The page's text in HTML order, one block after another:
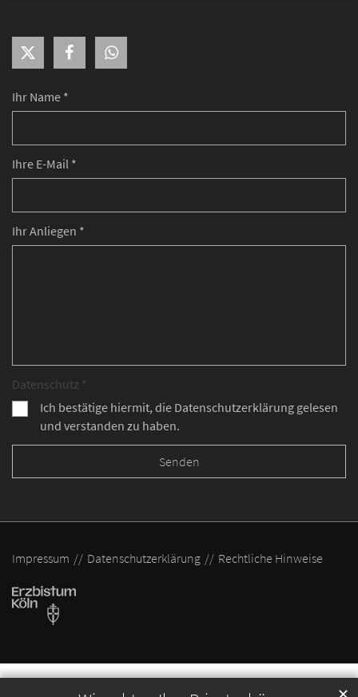
Ihr Name *
Ihre E-Mail *
Ihr Anliegen *
Datenschutz *
Ich bestätige hiermit, die Datenschutzerklärung gelesen
und verstanden zu haben.
Impressum Datenschutzerklärung Rechtliche Hinweise